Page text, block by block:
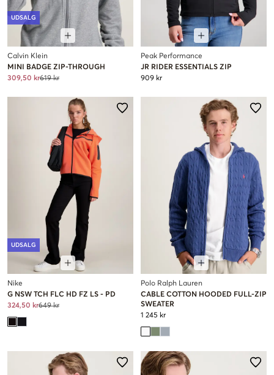
UDSALG
Calvin Klein
MINI BADGE ZIP-THROUGH
309,50 kr619 kr
Peak Performance
JR RIDER ESSENTIALS ZIP
909 kr
UDSALG
Nike
G NSW TCH FLC HD FZ LS - PD
324,50 kr649 kr
Polo Ralph Lauren
CABLE COTTON HOODED FULL-ZIP
SWEATER
1 245 kr